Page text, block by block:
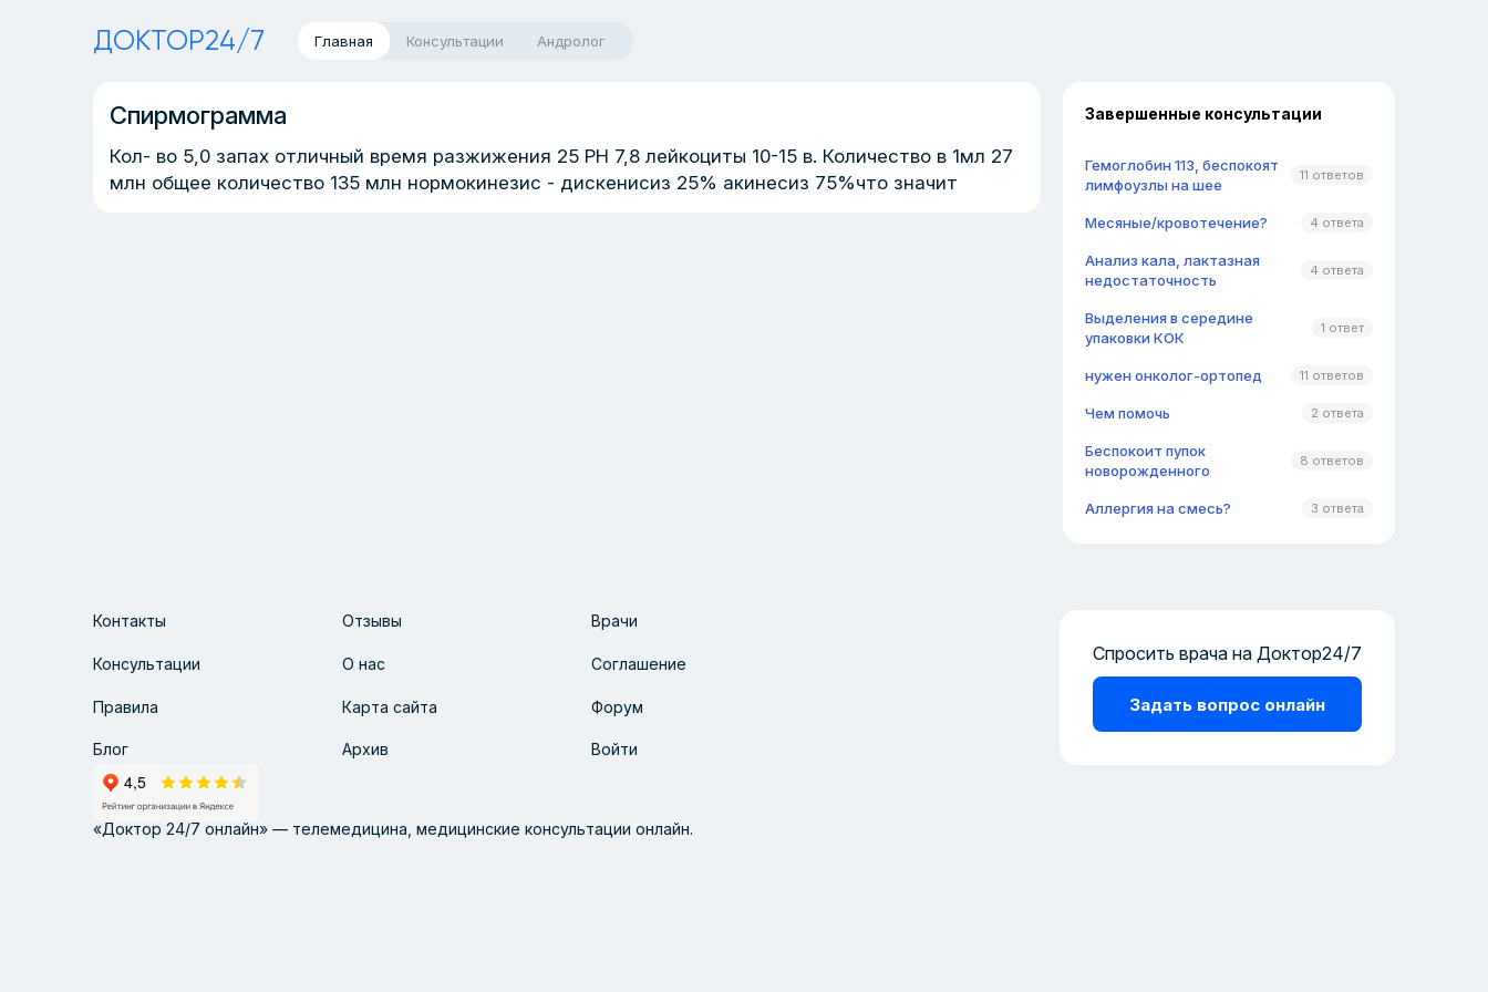
ДОКТОР24/7 Главная Консультации Андролог
Спирмограмма
Кол- во 5,0 запах отличный время разжижения 25 PH 7,8 лейкоциты 10-15 в. Количество в 1мл 27
млн общее количество 135 млн нормокинезис - дискенисиз 25% акинесиз 75%что значит
Завершенные консультации
Гемоглобин 113, беспокоят
лимфоузлы на шее
11 ответов
Месяные/кровотечение? 4 ответа
Анализ кала, лактазная
недостаточность
4 ответа
Выделения в середине
упаковки КОК
1 ответ
нужен онколог-ортопед 11 ответов
Чем помочь 2 ответа
Беспокоит пупок
новорожденного
8 ответов
Аллергия на смесь? 3 ответа
Контакты Отзывы Врачи
Консультации О нас Соглашение
Правила Карта сайта Форум
Блог Архив Войти
Спросить врача на Доктор24/7
Задать вопрос онлайн
«Доктор 24/7 онлайн» — телемедицина, медицинские консультации онлайн.